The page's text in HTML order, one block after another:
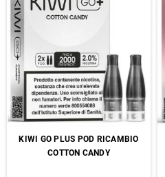
KIWI GO PLUS POD RICAMBIO
COTTON CANDY